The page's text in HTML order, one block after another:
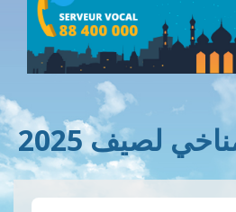
لصيف 2025